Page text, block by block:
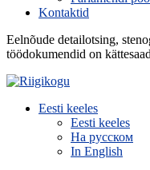
Kontaktid
Eelnõude detailotsing,
töödokumendid on
Eesti keeles
Eesti keeles
На русском
In English